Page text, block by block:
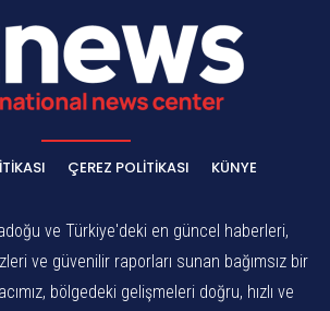
ÇEREZ POLITIKASI KÜNYE
ve Türkiye'deki en güncel haberleri,
ve güvenilir raporları sunan bağımsız bir
bölgedeki gelişmeleri doğru, hızlı ve